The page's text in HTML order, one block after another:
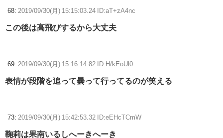
68: 2019/09/30(月) 15:15:03.24 ID:aT+zA4nc
この後は高飛びするから大丈夫
69: 2019/09/30(月) 15:16:14.82 ID:H/kEoUl0
表情が段階を追って曇って行ってるのが笑える
73: 2019/09/30(月) 15:42:53.32 ID:eEHcTCmW
鞠莉は果南いるしへーきへーき